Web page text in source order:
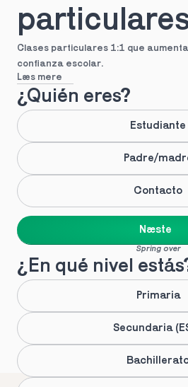
Clases particulares 1:1 que
confianza escolar.
Læs mere
¿Quién eres?
Estudiante
Padre/
Contacto
Næste
Spring over
¿En qué nivel
Primaria
Secundaria